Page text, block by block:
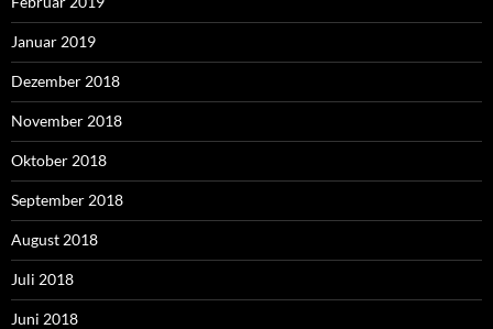
Januar 2019
Dezember 2018
November 2018
Oktober 2018
September 2018
August 2018
Juli 2018
Juni 2018